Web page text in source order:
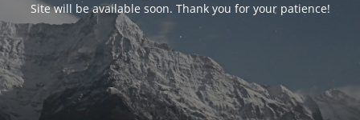
Site will be available soon. Thank you for your patience!